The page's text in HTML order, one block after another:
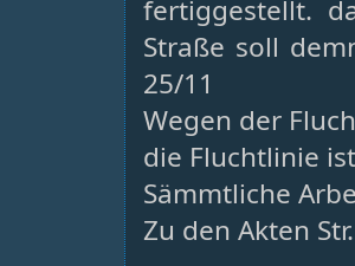
fertiggestellt.
Straße soll
25/11
Wegen der
die Fluchtlinie
Sämmtliche
Zu den Akten